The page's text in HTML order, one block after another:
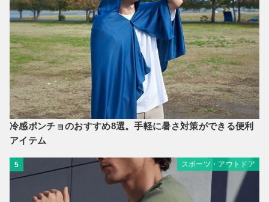
冷感ポンチョのおすすめ8選。手軽に暑さ対策ができる便利
アイテム
5 スポーツ・アウトドア